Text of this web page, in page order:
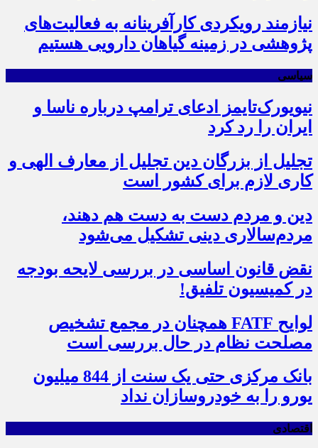
نیازمند رویکردی کارآفرینانه به فعالیت‌های
پژوهشی در زمینه گیاهان دارویی هستیم
سیاسی
نیویورک‌تایمز ادعای ترامپ درباره ناسا و
ایران را رد کرد
تجلیل از بزرگان دین تجلیل از معارف الهی و
کاری لازم برای کشور است
دین و مردم دست به‌ دست هم دهند،
مردم‌سالاری دینی تشکیل می‌شود
نقض قانون اساسی در بررسی لایحه بودجه
در کمیسیون تلفیق!
لوایح FATF همچنان در مجمع تشخیص
مصلحت نظام در حال بررسی است
بانک مرکزی حتی یک سنت از 844 میلیون
یورو را به خودروسازان نداد
اقتصادی